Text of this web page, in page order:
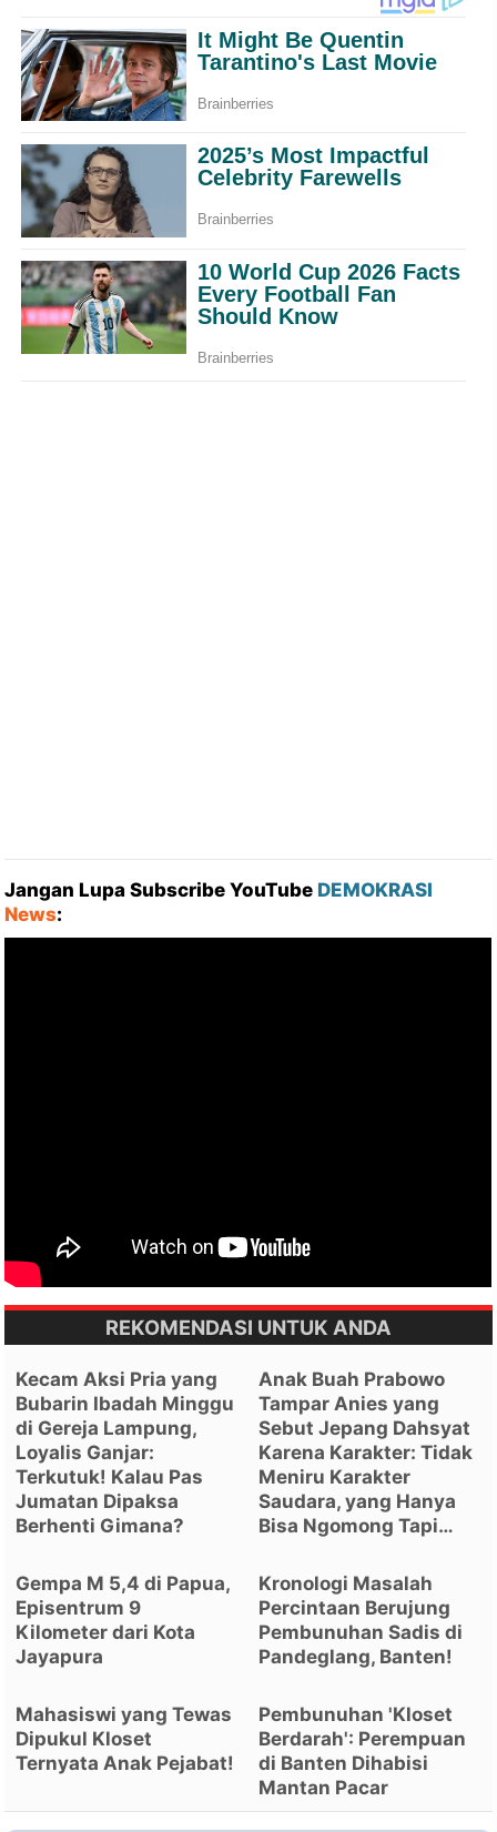
Jangan Lupa Subscribe YouTube DEMOKRASI
News:
REKOMENDASI UNTUK ANDA
Kecam Aksi Pria yang
Bubarin Ibadah Minggu
di Gereja Lampung,
Loyalis Ganjar:
Terkutuk! Kalau Pas
Jumatan Dipaksa
Berhenti Gimana?
Anak Buah Prabowo
Tampar Anies yang
Sebut Jepang Dahsyat
Karena Karakter: Tidak
Meniru Karakter
Saudara, yang Hanya
Bisa Ngomong Tapi…
Gempa M 5,4 di Papua,
Episentrum 9
Kilometer dari Kota
Jayapura
Kronologi Masalah
Percintaan Berujung
Pembunuhan Sadis di
Pandeglang, Banten!
Mahasiswi yang Tewas
Dipukul Kloset
Ternyata Anak Pejabat!
Pembunuhan 'Kloset
Berdarah': Perempuan
di Banten Dihabisi
Mantan Pacar